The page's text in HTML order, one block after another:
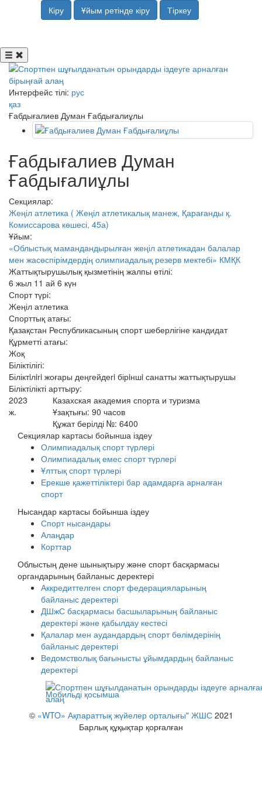
Кіру Ұйым ретінде кіру Тіркеу
Интерфейс тілі: рус
қаз
Ғабдығалиев Думан Ғабдығалиұлы
Ғабдығалиев Думан
Ғабдығалиұлы
Секциялар:
Жеңіл атлетика ( Жеңіл атлетикалық манеж, Қарағанды ​​қ.
Комиссарова көшесі, 45а)
Ұйым:
«Облыстық мамандандырылған жеңіл атлетикадан балалар
мен жасөспірімдердің олимпиадалық резерв мектебі» КМҚК
Жаттықтырушылық қызметінің жалпы өтілі:
6 жыл 11 ай 6 күн
Спорт түрі:
Жеңіл атлетика
Спорттық атағы:
Қазақстан Республикасының спорт шеберлігіне кандидат
Құрметті атағы:
Жоқ
Біліктілігі:
Біліктiлiгi жоғары деңгейдегi бірiншi санатты жаттықтырушы
Біліктілікті арттыру:
2023
ж.
Казахская академия спорта и туризма
Ұзақтығы: 90 часов
Құжат берілді №: 6400
Секциялар картасы бойынша іздеу
Олимпиадалық спорт түрлері
Олимпиадалық емес спорт түрлері
Ұлттық спорт түрлері
Ерекше қажеттіліктері бар адамдарға арналған
спорт
Нысандар картасы бойынша іздеу
Спорт нысандары
Алаңдар
Корттар
Облыстың дене шынықтыру және спорт басқармасы
органдарының байланыс деректері
Аккредиттелген спорт федерацияларының
байланыс деректері
ДШжС басқармасы басшыларының байланыс
деректері және қабылдау кестесі
Қалалар мен аудандардың спорт бөлімдерінің
байланыс деректері
Ведомстволық бағынысты ұйымдардың байланыс
деректері
Мобильді қосымша
© «WTO» Ақпараттық жүйелер орталығы" ЖШС2021
Барлық құқықтар қорғалған